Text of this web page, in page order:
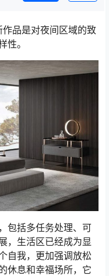
作品是对夜间区域的致
性。
包括多任务处理、可
，生活区已经成为显
自我，更加强调放松
休息和幸福场所，它